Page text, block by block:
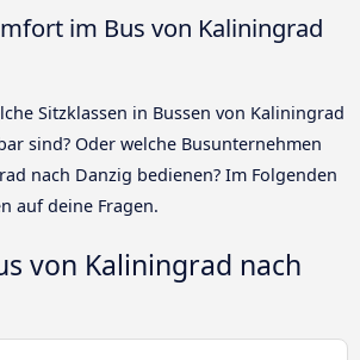
im Bus von Kaliningrad
Sitzklassen in Bussen von Kaliningrad
sind? Oder welche Busunternehmen
nach Danzig bedienen? Im Folgenden
auf deine Fragen.
von Kaliningrad nach